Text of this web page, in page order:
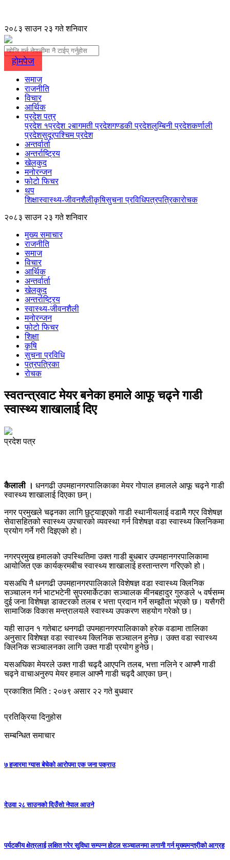
२०८३ साउन २३ गते शनिवार
होमपेज
समाज
राजनीति
विचार
आर्थिक
प्रदेश पत्र
प्रदेश १प्रदेश २बागमती प्रदेशगण्डकी प्रदेशलुम्बिनी प्रदेशकर्णाली
प्रदेशसुदूरपश्चिम प्रदेश
अन्तर्वार्ता
अन्तर्राष्ट्रिय
खेलकुद
मनोरन्जन
फोटो फिचर
थप
शिक्षास्वास्थ्य-जीवनशैलीकृषिसुचना प्रविधिपत्रपत्रिकारोचक
२०८३ साउन २३ गते शनिवार
मुख्य समाचार
राजनीति
समाज
विचार
आर्थिक
अन्तर्वार्ता
खेलकुद
अन्तर्राष्ट्रिय
स्वास्थ्य-जीवनशैली
मनोरन्जन
फोटो फिचर
शिक्षा
कृषि
सुचना प्रविधि
पत्रपत्रिका
रोचक
स्वतन्त्रवाट मेयर बनेका हमाले आफू चढ्ने गाडी
स्वास्थ्य शाखालाई दिए
प्रदेश पत्र
कैलाली । धनगढी उपमहानगरपालिकाका मेयर गोपाल हमालले आफू चढ्ने गाडी
स्वास्थ्य शाखालाई दिएका छन्।
नगर प्रमुखले चढ्नका लागि छुट्याइएको गाडी स्थानीयलाई वडामै गएर विशेषज्ञ
सेवासहितको स्वास्थ्य उपचारको व्यवस्था गर्न विशेषज्ञ वडा स्वास्थ्य क्लिनिकमा
प्रयोग गर्ने गरी दिइएको हो।
नगरप्रमुख हमालको उपस्थितिमा उक्त गाडी बुधबार उपमहानगरपालिकामा
आयोजित एक कार्यक्रमबीच स्वास्थ्य शाखालाई हस्तान्तरण गरिएको हो।
यसअघि नै धनगढी उपमहानगरपालिकाले विशेषज्ञ वडा स्वास्थ्य क्लिनिक
सञ्चालन गर्न भाटभटेनी सुपरमार्केटका सञ्चालक मीनबहादुर गुरुङले ५ वर्षसम्म
दुई जना विशेषज्ञ डाक्टरको तलब र भत्ता प्रदान गर्ने सम्झौता भएको छ। यसैगरी
सामाजिक विकास मन्त्रालयले स्वास्थ्य उपकरण सहयोग गरेको छ।
यही साउन १ गतेबाट धनगढी उपमहानगरपालिकाको हरेक वडामा तालिका
अनुसार विशेषज्ञ वडा स्वास्थ्य क्लिनिक सञ्चालन हुनेछ। उक्त वडा स्वास्थ्य
क्लिनिक सञ्चालनका लागि उक्त गाडी प्रयोग हुनेछ।
यसअघिका मेयरले उक्त गाडी चढ्दै आएपनि तलब, भत्ता नलिने र आफ्नै गाडी
चढ्ने वाचाअनुरुप मेयर हमाल आफ्नै गाडी चढ्दै आएका छन्।
प्रकाशित मिति : २०७९ असार २२ गते बुधवार
प्रतिक्रिया दिनुहोस
सम्बन्धित समाचार
७ हजारमा ग्यास बेचेको आरोपमा एक जना पक्राउ
देउवा २८ साउनको दिउँसो नेपाल आउने
पर्यटकीय क्षेत्रलाई लक्षित गरेर सुविधा सम्पन्न होटल सञ्चालनमा लगानी गर्न मुख्यमन्त्रीको आग्रह